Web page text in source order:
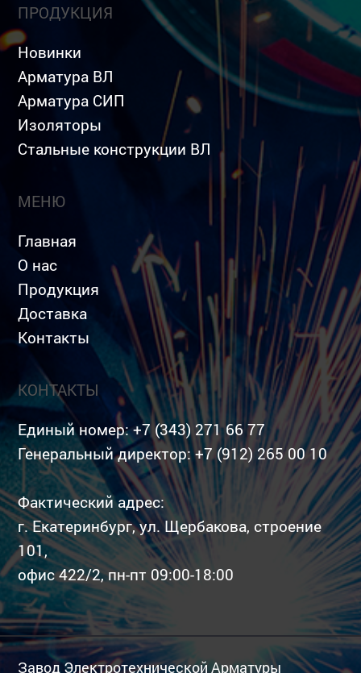
ПРОДУКЦИЯ
Новинки
Арматура ВЛ
Арматура СИП
Изоляторы
Стальные конструкции ВЛ
МЕНЮ
Главная
О нас
Продукция
Доставка
Контакты
КОНТАКТЫ
Единый номер:+7 (343) 271 66 77
Генеральный директор:+7 (912) 265 00 10
Фактический адрес:
г. Екатеринбург, ул. Щербакова, строение
101,
офис 422/2, пн-пт 09:00-18:00
Завод Электротехнической Арматуры